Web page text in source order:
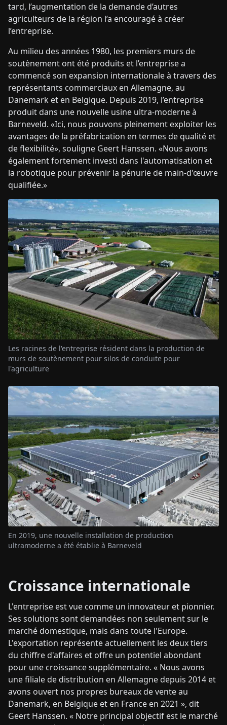
tard, l’augmentation de la demande d’autres
agriculteurs de la région l’a encouragé à créer
l’entreprise.
Au milieu des années 1980, les premiers murs de
soutènement ont été produits et l’entreprise a
commencé son expansion internationale à travers des
représentants commerciaux en Allemagne, au
Danemark et en Belgique. Depuis 2019, l’entreprise
produit dans une nouvelle usine ultra-moderne à
Barneveld. «Ici, nous pouvons pleinement exploiter les
avantages de la préfabrication en termes de qualité et
de flexibilité», souligne Geert Hanssen. «Nous avons
également fortement investi dans l'automatisation et
la robotique pour prévenir la pénurie de main-d'œuvre
qualifiée.»
Les racines de l'entreprise résident dans la production de
murs de soutènement pour silos de conduite pour
l'agriculture
En 2019, une nouvelle installation de production
ultramoderne a été établie à Barneveld
Croissance internationale
L'entreprise est vue comme un innovateur et pionnier.
Ses solutions sont demandées non seulement sur le
marché domestique, mais dans toute l'Europe.
L'exportation représente actuellement les deux tiers
du chiffre d'affaires et offre un potentiel abondant
pour une croissance supplémentaire. « Nous avons
une filiale de distribution en Allemagne depuis 2014 et
avons ouvert nos propres bureaux de vente au
Danemark, en Belgique et en France en 2021 », dit
Geert Hanssen. « Notre principal objectif est le marché